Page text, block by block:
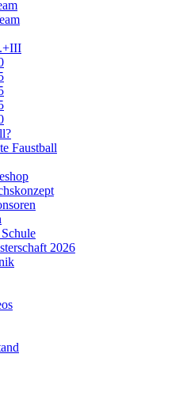
Faustball
2026